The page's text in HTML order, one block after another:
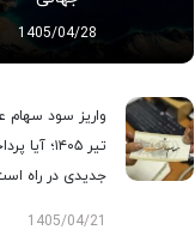
1405/04/28
واریز سود سهام
تیر ۱۴۰۵؛ آیا
جدیدی در راه
1405/04/21